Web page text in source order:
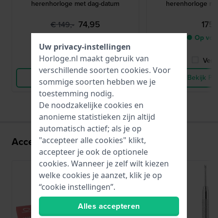
herenhorloge met dag-datum
€ 149,- 74,95
Vergelijk
Bekijk Product
herenhorloge
175,-
● Op
Bekijk
Accessoires voor het Y676 uurwerk:
Uw privacy-instellingen
Horloge.nl maakt gebruik van
verschillende soorten cookies. Voor
sommige soorten hebben we je
toestemming nodig.
De noodzakelijke cookies en
anonieme statistieken zijn altijd
automatisch actief; als je op
"accepteer alle cookies" klikt,
accepteer je ook de optionele
cookies. Wanneer je zelf wilt kiezen
welke cookies je aanzet, klik je op
“cookie instellingen”.
Alles accepteren